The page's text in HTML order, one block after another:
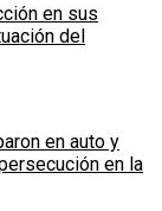
en sus
del
en auto y
en la